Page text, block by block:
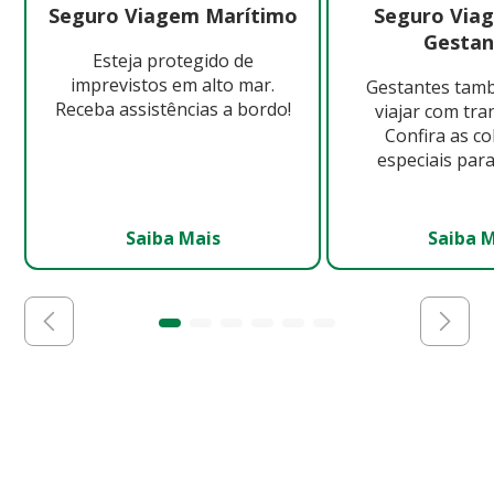
Seguro Viagem Marítimo
Esteja protegido de
imprevistos em alto mar.
Receba assistências a bordo!
Saiba Mais
Seguro
Gestantes
viajar com
Confira as
especiais
Saiba